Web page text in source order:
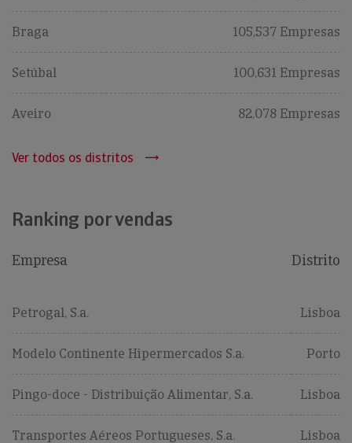
Braga 105,537 Empresas
Setúbal 100,631 Empresas
Aveiro 82,078 Empresas
Ver todos os distritos
Ranking por vendas
Empresa Distrito
Petrogal, S.a. Lisboa
Modelo Continente Hipermercados S.a. Porto
Pingo-doce - Distribuição Alimentar, S.a. Lisboa
Transportes Aéreos Portugueses, S.a. Lisboa